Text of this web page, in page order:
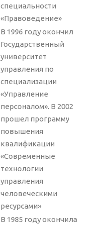
специальности
«Правоведение»
В 1996 году окончил
Государственный
университет
управления по
специализации
«Управление
персоналом». В 2002
прошел программу
повышения
квалификации
«Современные
технологии
управления
человеческими
ресурсами»
В 1985 году окончила